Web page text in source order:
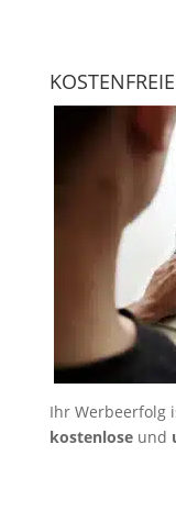
Ihr Werbeerfolg
kostenloseund